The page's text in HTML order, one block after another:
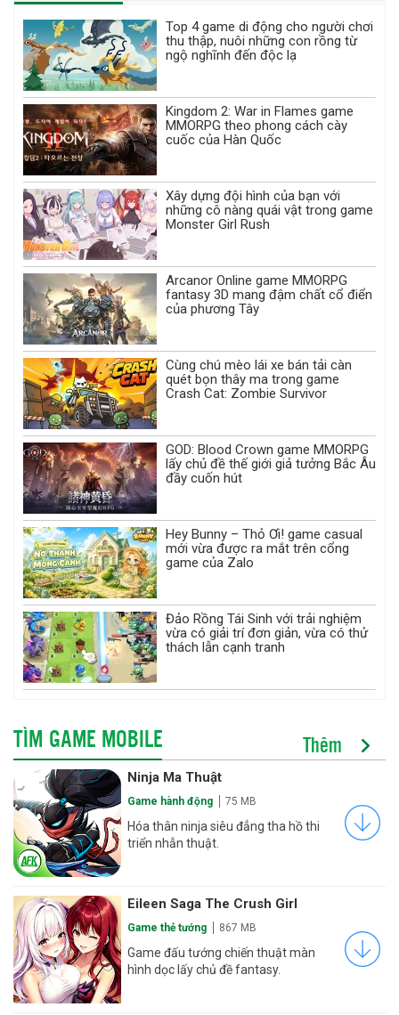
Top 4 game di động cho người chơi
thu thập, nuôi những con rồng từ
ngộ nghĩnh đến độc lạ
Kingdom 2: War in Flames game
MMORPG theo phong cách cày
cuốc của Hàn Quốc
Xây dựng đội hình của bạn với
những cô nàng quái vật trong game
Monster Girl Rush
Arcanor Online game MMORPG
fantasy 3D mang đậm chất cổ điển
của phương Tây
Cùng chú mèo lái xe bán tải càn
quét bọn thây ma trong game
Crash Cat: Zombie Survivor
GOD: Blood Crown game MMORPG
lấy chủ đề thế giới giả tưởng Bắc Âu
đầy cuốn hút
Hey Bunny – Thỏ Ơi! game casual
mới vừa được ra mắt trên cổng
game của Zalo
Đảo Rồng Tái Sinh với trải nghiệm
vừa có giải trí đơn giản, vừa có thử
thách lẫn cạnh tranh
TÌM GAME MOBILE Thêm
Ninja Ma Thuật
Game hành động 75 MB
Hóa thân ninja siêu đẳng tha hồ thi
triển nhẫn thuật.
Eileen Saga The Crush Girl
Game thẻ tướng 867 MB
Game đấu tướng chiến thuật màn
hình dọc lấy chủ đề fantasy.